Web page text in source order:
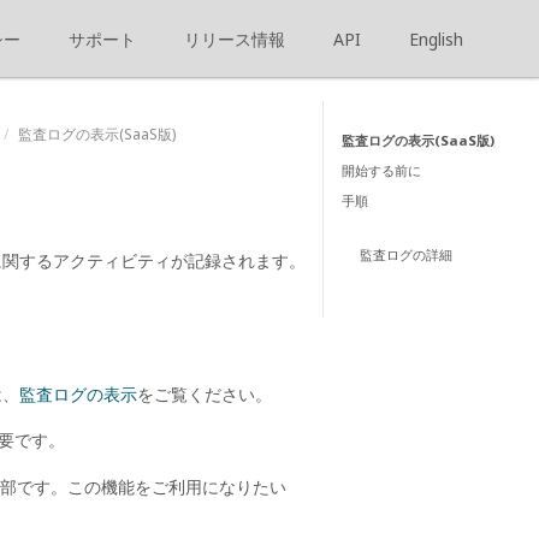
サポート リリース情報 API English
監査ログの表示(SaaS版)
るアクティビティが記録されます。
監査ログの表示をご覧ください。
です。
です。この機能をご利用になりたい
監査ログの表示(SaaS版)
開始する前に
手順
監査ログの詳細